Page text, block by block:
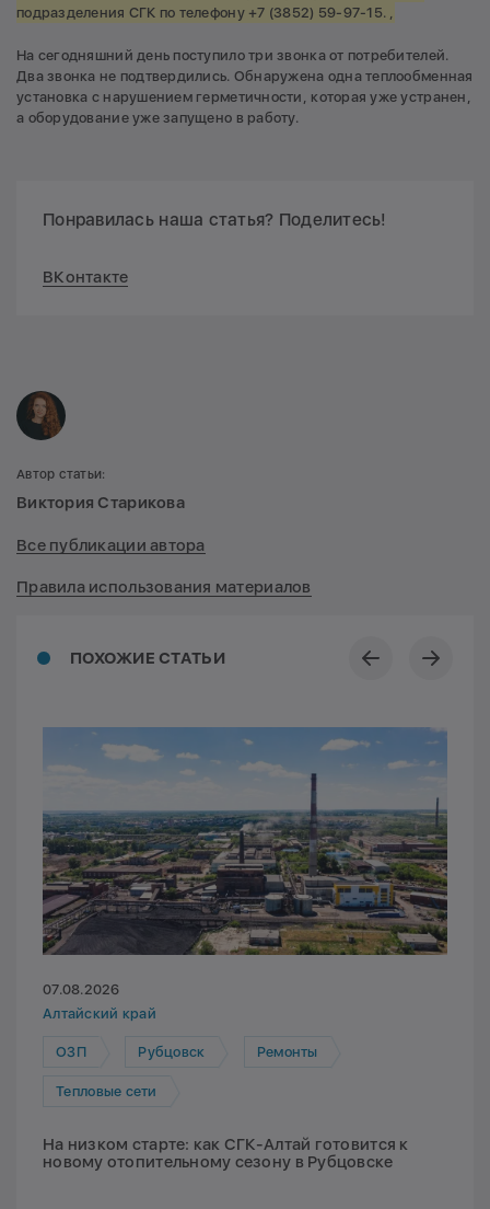
подразделения СГК по телефону +7 (3852) 59-97-15. ,
На сегодняшний день поступило три звонка от потребителей.
Два звонка не подтвердились. Обнаружена одна теплообменная
установка с нарушением герметичности, которая уже устранен,
а оборудование уже запущено в работу.
Понравилась наша статья? Поделитесь!
ВКонтакте
ПОХОЖИЕ СТАТЬИ
07.08.2026
Алтайский край
ОЗП Рубцовск Ремонты
Тепловые сети
На низком старте: как СГК-Алтай готовится к
новому отопительному сезону в Рубцовске
Автор статьи:
Виктория Старикова
Все публикации автора
Правила использования материалов